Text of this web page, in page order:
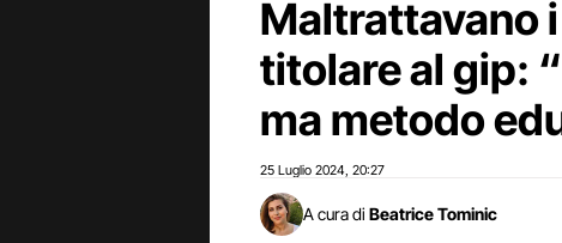
Maltrattavano
titolare al gip:
ma metodo
25 Luglio 2024 20:27
A cura di Beatrice Tominic